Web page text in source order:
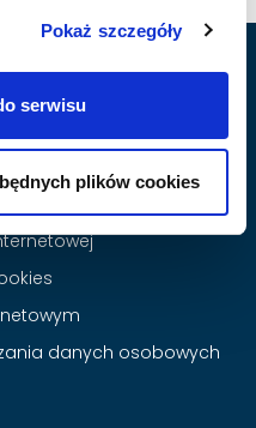
Pokaż szczegóły
serwisu
plików cookies
danych osobowych